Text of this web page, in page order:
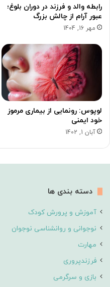
رابطه والد و فرزند در دوران بلوغ؛
عبور آرام از چالش بزرگ
مهر 16, 1404
لوپوس: رونمایی از بیماری مرموز
خود ایمنی
آبان 1, 1402
دسته بندی ها
آموزش و پرورش کودک
نوجوانی و روانشناسی نوجوان
مهارت
فرزندپروری
بازی و سرگرمی